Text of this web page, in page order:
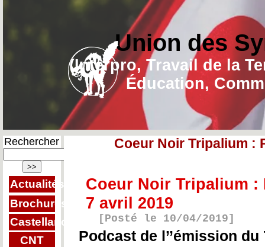
Union des
(Interpro, Travail de la
Éducation,
Rechercher
Actualités
Brochures
Castellano
CNT
Coeur Noir Tripalium :
Coeur Noir Tripalium :
7 avril 2019
[Posté le 10/04/2019]
Podcast de l’’émission